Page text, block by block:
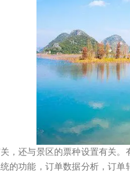
，还与景区的票种设置有关
的功能，订单数据分析，订